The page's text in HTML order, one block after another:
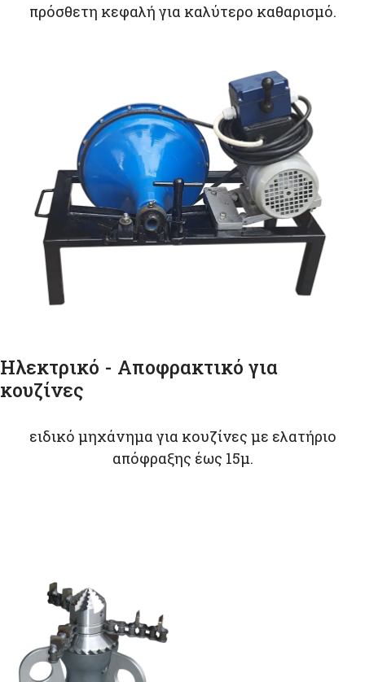
πρόσθετη κεφαλή για καλύτερο καθαρισμό.
Ηλεκτρικό - Αποφρακτικό για
κουζίνες
ειδικό μηχάνημα για κουζίνες με ελατήριο
απόφραξης έως 15μ.